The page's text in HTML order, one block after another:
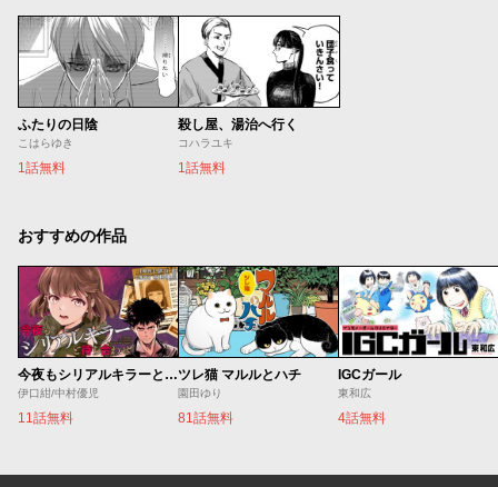
ふたりの日陰
こはらゆき
1話無料
殺し屋、湯治へ行く
コハラユキ
1話無料
おすすめの作品
今夜もシリアルキラーと待ち合わせ
伊口紺/中村優児
11話無料
ツレ猫 マルルとハチ
園田ゆり
81話無料
IGCガール
東和広
4話無料